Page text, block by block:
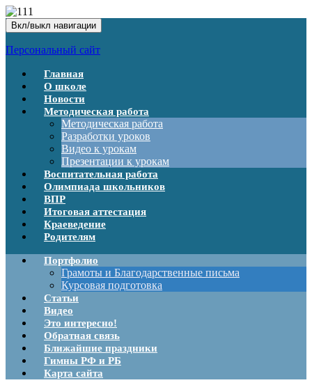
Вкл/выкл навигации
Персональный сайт
Главная
О школе
Новости
Методическая работа
Методическая работа
Разработки уроков
Видео к урокам
Презентации к урокам
Воспитательная работа
Олимпиада школьников
ВПР
Итоговая аттестация
Краеведение
Родителям
Портфолио
Грамоты и Благодарственные письма
Курсовая подготовка
Статьи
Видео
Это интересно!
Обратная связь
Ближайшие праздники
Гимны РФ и РБ
Карта сайта